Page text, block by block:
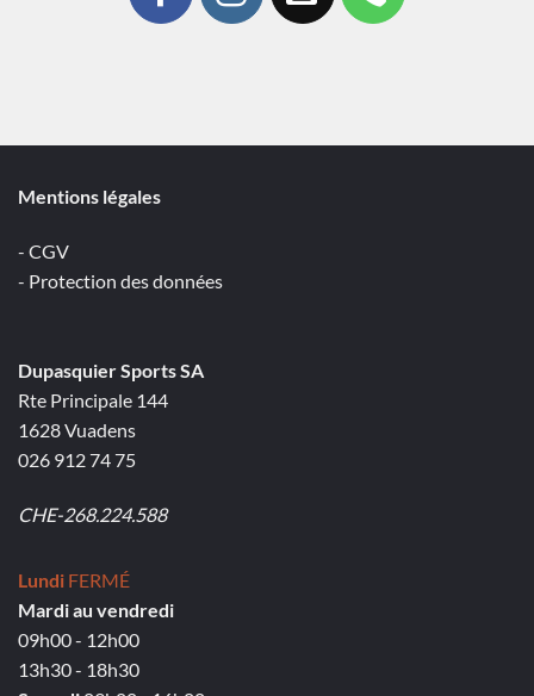
Mentions légales
- CGV
- Protection des données
Dupasquier Sports SA
Rte Principale 144
1628 Vuadens
026 912 74 75
CHE-268.224.588
Lundi FERMÉ
Mardi au vendredi
09h00 - 12h00
13h30 - 18h30